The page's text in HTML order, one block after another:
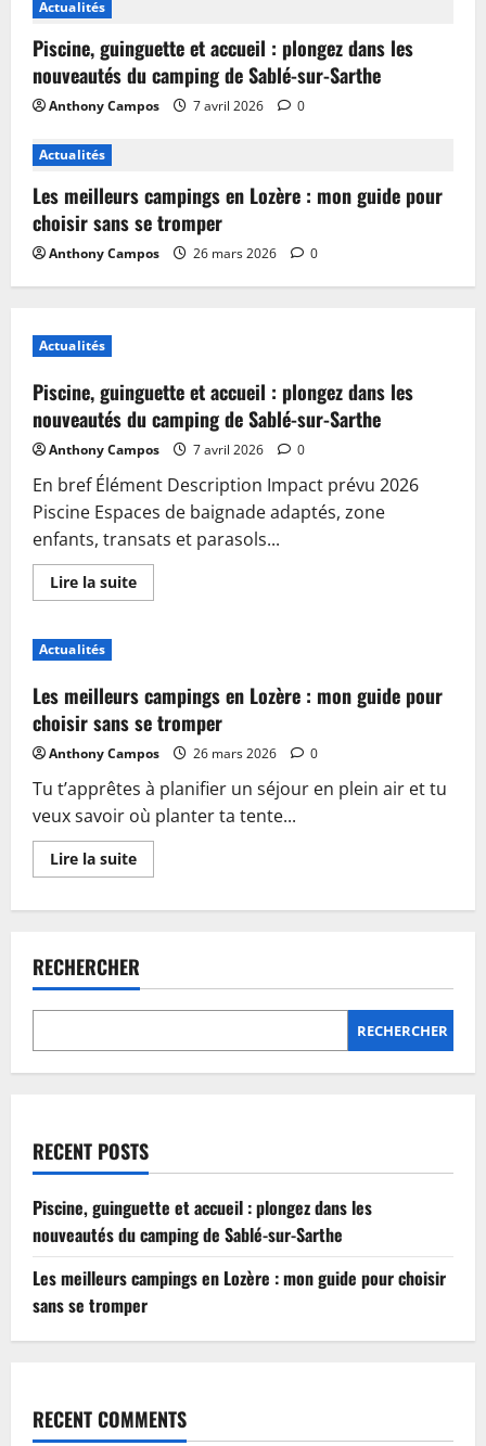
Actualités
Piscine, guinguette et accueil : plongez dans les
nouveautés du camping de Sablé-sur-Sarthe
Anthony Campos 7 avril 2026 0
Actualités
Les meilleurs campings en Lozère : mon guide pour
choisir sans se tromper
Anthony Campos 26 mars 2026 0
Actualités
Piscine, guinguette et accueil : plongez dans les
nouveautés du camping de Sablé-sur-Sarthe
Anthony Campos 7 avril 2026 0
En bref Élément Description Impact prévu 2026
Piscine Espaces de baignade adaptés, zone
enfants, transats et parasols...
Lire la suiteEn
savoir
accueil
:
plongez
dans
les
nouveautés
du
camping
de
Sablé-
sur-
Sarthe
Actualités
Les meilleurs campings en Lozère : mon guide pour
choisir sans se tromper
Anthony Campos 26 mars 2026 0
Tu t’apprêtes à planifier un séjour en plein air et tu
veux savoir où planter ta tente...
Lire la suiteEn
savoir
en
Lozère
:
mon
choisir
sans
RECHERCHER
RECHERCHER
RECENT POSTS
Piscine, guinguette et accueil : plongez dans les
nouveautés du camping de Sablé-sur-Sarthe
Les meilleurs campings en Lozère : mon guide pour choisir
sans se tromper
RECENT COMMENTS